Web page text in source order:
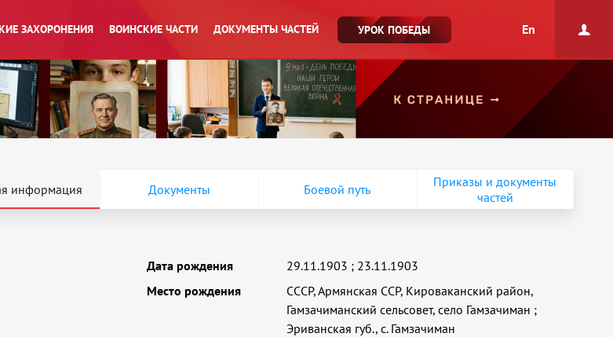
ЗАХОРОНЕНИЯ ВОИНСКИЕ ЧАСТИ ДОКУМЕНТЫ ЧАСТЕЙ УРОК ПОБЕДЫ En
информация Документы Боевой путь
Приказы и документы
частей
Дата рождения 29.11.1903 ; 23.11.1903
Место рождения
СССР, Армянская ССР, Кироваканский район,
Гамзачиманский сельсовет, село Гамзачиман ;
Эриванская губ., с. Гамзачиман